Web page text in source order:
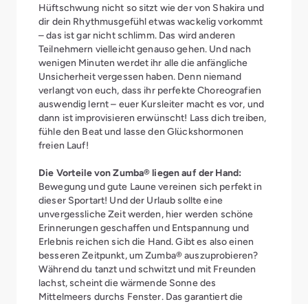
Hüftschwung nicht so sitzt wie der von Shakira und
dir dein Rhythmusgefühl etwas wackelig vorkommt
– das ist gar nicht schlimm. Das wird anderen
Teilnehmern vielleicht genauso gehen. Und nach
wenigen Minuten werdet ihr alle die anfängliche
Unsicherheit vergessen haben. Denn niemand
verlangt von euch, dass ihr perfekte Choreografien
auswendig lernt – euer Kursleiter macht es vor, und
dann ist improvisieren erwünscht! Lass dich treiben,
fühle den Beat und lasse den Glückshormonen
freien Lauf!
Die Vorteile von Zumba® liegen auf der Hand:
Bewegung und gute Laune vereinen sich perfekt in
dieser Sportart! Und der Urlaub sollte eine
unvergessliche Zeit werden, hier werden schöne
Erinnerungen geschaffen und Entspannung und
Erlebnis reichen sich die Hand. Gibt es also einen
besseren Zeitpunkt, um Zumba® auszuprobieren?
Während du tanzt und schwitzt und mit Freunden
lachst, scheint die wärmende Sonne des
Mittelmeers durchs Fenster. Das garantiert die